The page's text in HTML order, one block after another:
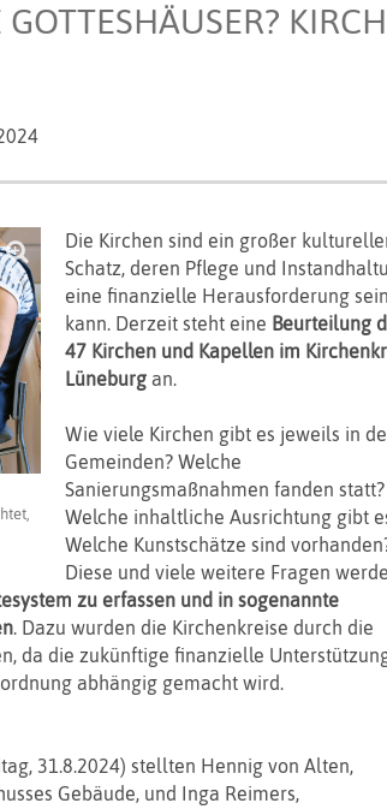
Die Kirchen sind ein großer
Schatz, deren Pflege und
eine finanzielle Herausforderung sein
kann. Derzeit steht eine Beurteilung
47 Kirchen und Kapellen im
Lüneburgan.
Wie viele Kirchen gibt es jeweils in
Gemeinden? Welche
Sanierungsmaßnahmen fanden statt?
Welche inhaltliche Ausrichtung gibt
Welche Kunstschätze sind
Diese und viele weitere Fragen
zu erfassen und in sogenannte
. Dazu wurden die Kirchenkreise durch die
da die zukünftige finanzielle
abhängig gemacht wird.
31.8.2024) stellten Hennig von Alten,
Gebäude, und Inga Reimers,